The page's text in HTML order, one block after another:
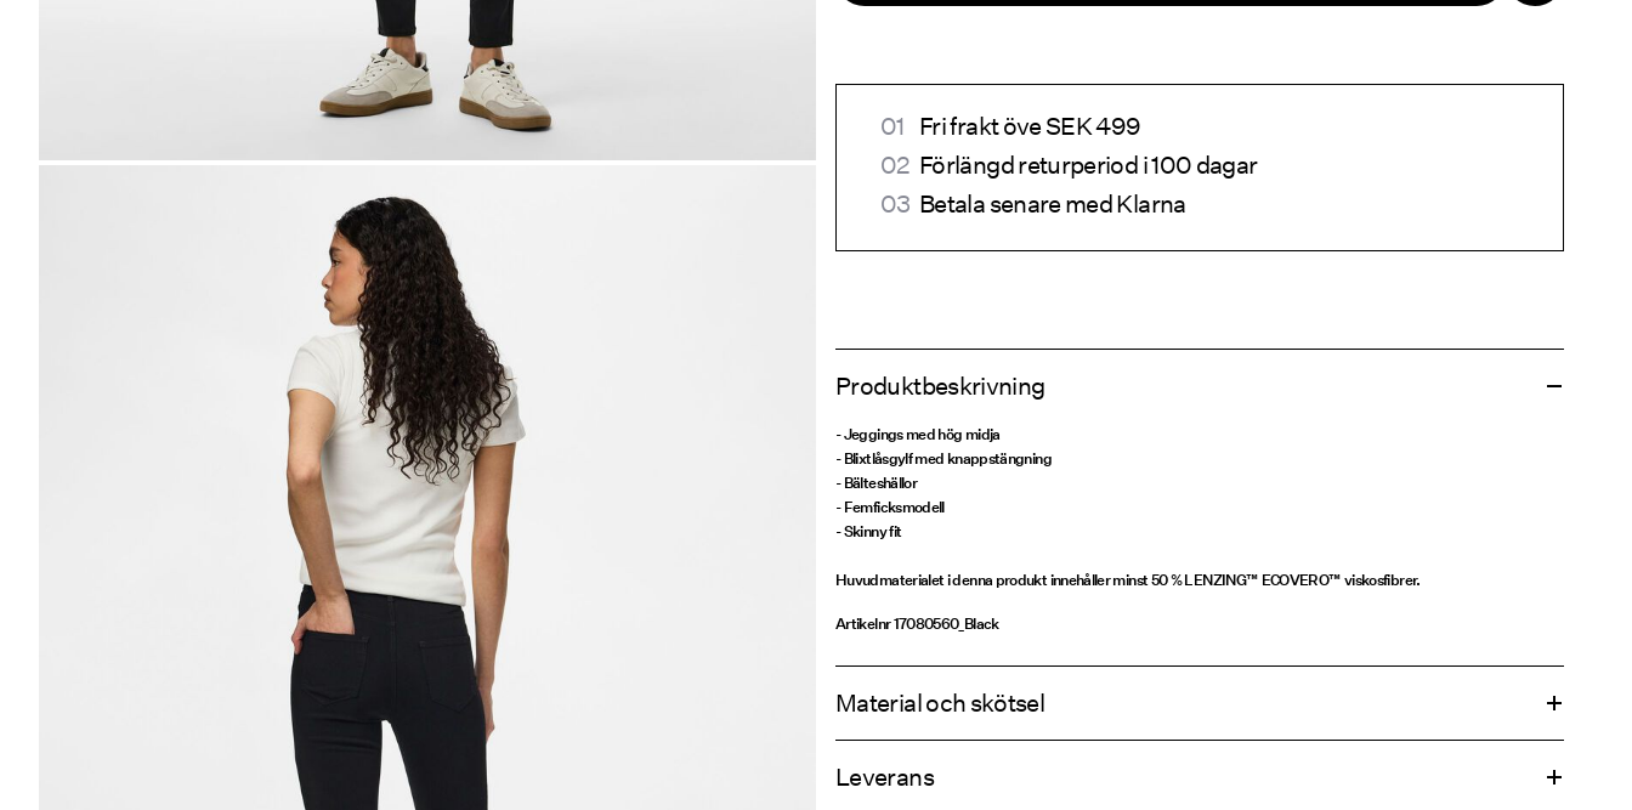
Fri frakt öve SEK 499
Förlängd returperiod i 100 dagar
Betala senare med Klarna
Produktbeskrivning
- Jeggings med hög midja
- Blixtlåsgylf med knappstängning
- Bälteshällor
- Femficksmodell
- Skinny fit
Huvudmaterialet i denna produkt innehåller minst 50 % LENZING™ ECOVERO™ viskosfibrer.
Artikelnr17080560_Black
Material och skötsel
Leverans